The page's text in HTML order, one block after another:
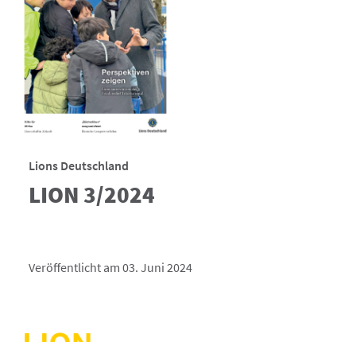
Lions Deutschland
LION 3/2024
Veröffentlicht am 03. Juni 2024